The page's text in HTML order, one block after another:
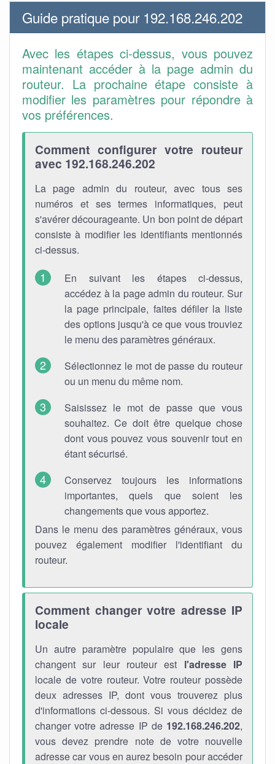
Guide pratique pour 192.168.246.202
Avec les étapes ci-dessus, vous pouvez
maintenant accéder à la page admin du
routeur. La prochaine étape consiste à
modifier les paramètres pour répondre à
vos préférences.
Comment configurer votre routeur
avec 192.168.246.202
La page admin du routeur, avec tous ses
numéros et ses termes informatiques, peut
s'avérer décourageante. Un bon point de départ
consiste à modifier les identifiants mentionnés
ci-dessus.
En suivant les étapes ci-dessus,
accédez à la page admin du routeur. Sur
la page principale, faites défiler la liste
des options jusqu'à ce que vous trouviez
le menu des paramètres généraux.
Sélectionnez le mot de passe du routeur
ou un menu du même nom.
Saisissez le mot de passe que vous
souhaitez. Ce doit être quelque chose
dont vous pouvez vous souvenir tout en
étant sécurisé.
Conservez toujours les informations
importantes, quels que soient les
changements que vous apportez.
Dans le menu des paramètres généraux, vous
pouvez également modifier l'identifiant du
routeur.
Comment changer votre adresse IP
locale
Un autre paramètre populaire que les gens
changent sur leur routeur est l'adresse IP
locale de votre routeur. Votre routeur possède
deux adresses IP, dont vous trouverez plus
d'informations ci-dessous. Si vous décidez de
changer votre adresse IP de 192.168.246.202,
vous devez prendre note de votre nouvelle
adresse car vous en aurez besoin pour accéder